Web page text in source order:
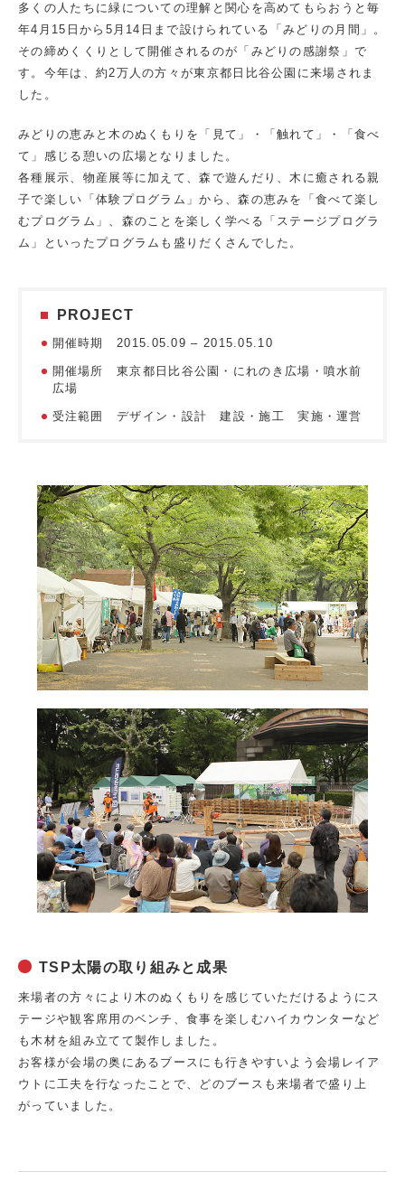
多くの人たちに緑についての理解と関心を高めてもらおうと毎
年4月15日から5月14日まで設けられている「みどりの月間」。
その締めくくりとして開催されるのが「みどりの感謝祭」で
す。今年は、約2万人の方々が東京都日比谷公園に来場されま
した。
みどりの恵みと木のぬくもりを「見て」・「触れて」・「食べ
て」感じる憩いの広場となりました。
各種展示、物産展等に加えて、森で遊んだり、木に癒される親
子で楽しい「体験プログラム」から、森の恵みを「食べて楽し
むプログラム」、森のことを楽しく学べる「ステージプログラ
ム」といったプログラムも盛りだくさんでした。
PROJECT
開催時期 2015.05.09 – 2015.05.10
開催場所 東京都日比谷公園・にれのき広場・噴水前
広場
受注範囲 デザイン・設計 建設・施工 実施・運営
TSP太陽の取り組みと成果
来場者の方々により木のぬくもりを感じていただけるようにス
テージや観客席用のベンチ、食事を楽しむハイカウンターなど
も木材を組み立てて製作しました。
お客様が会場の奥にあるブースにも行きやすいよう会場レイア
ウトに工夫を行なったことで、どのブースも来場者で盛り上
がっていました。